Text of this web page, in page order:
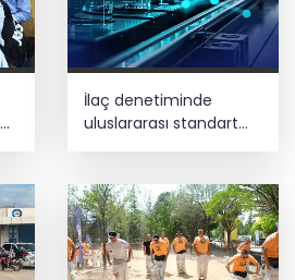
İlaç denetiminde
uluslararası standart